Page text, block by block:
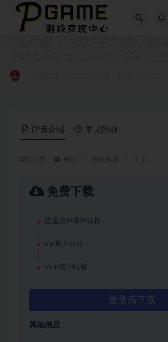
详情介绍 常见问题
免费下载
普通用户用户特权：
VIP用户特权：
SVIP用户特权：
登录后下载
其他信息
全部